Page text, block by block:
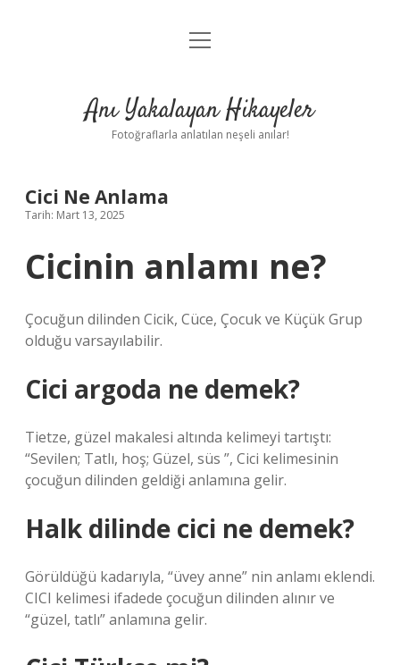
Anasayfa
Yasal Uyarı
menüyü
Anı Yakalayan Hikayeler
Fotoğraflarla anlatılan neşeli anılar!
Cici Ne Anlama
Tarih: Mart 13, 2025
Cicinin anlamı ne?
Çocuğun dilinden Cicik, Cüce, Çocuk ve Küçük Grup
olduğu varsayılabilir.
Cici argoda ne demek?
Tietze, güzel makalesi altında kelimeyi tartıştı:
“Sevilen; Tatlı, hoş; Güzel, süs ”, Cici kelimesinin
çocuğun dilinden geldiği anlamına gelir.
Halk dilinde cici ne demek?
Görüldüğü kadarıyla, “üvey anne” nin anlamı eklendi.
CICI kelimesi ifadede çocuğun dilinden alınır ve
“güzel, tatlı” anlamına gelir.